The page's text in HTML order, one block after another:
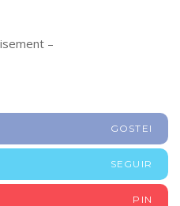
–
GOSTEI
SEGUIR
PIN